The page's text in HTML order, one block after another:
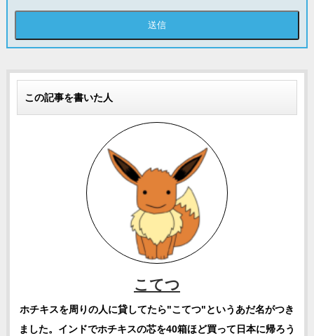
この記事を書いた人
こてつ
ホチキスを周りの人に貸してたら"こてつ"というあだ名がつき
ました。インドでホチキスの芯を40箱ほど買って日本に帰ろう